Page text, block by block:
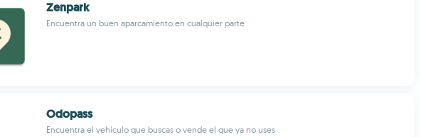
Zenpark
Encuentra un buen aparcamiento en cualquier parte
Odopass
Encuentra el vehículo que buscas o vende el que ya no uses